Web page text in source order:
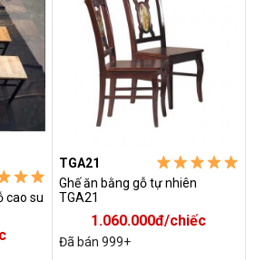
cao su
TGA21
Ghế ăn bằng gỗ tự nhiên
TGA21
1.060.000đ/chiếc
Đã bán 999+